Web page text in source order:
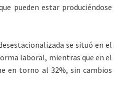
pueden estar produciéndose
se situó en el
laboral, mientras que en el
en torno al 32%, sin cambios